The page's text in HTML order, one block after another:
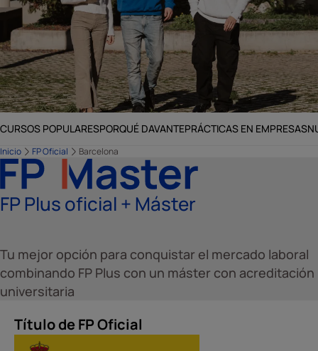
CURSOS POPULARESPORQUÉ DAVANTEPRÁCTICAS EN EMPRESAS
Inicio FP Oficial Barcelona
FP Plus oficial + Máster
Tu mejor opción para conquistar el mercado laboral
combinando FP Plus con un máster con acreditación
universitaria
Título de FP Oficial